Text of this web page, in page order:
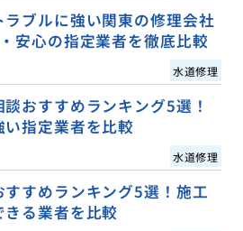
ブルに強い関東の修理会社
安心の指定業者を徹底比較
水道修理
おすすめランキング5選！
指定業者を比較
水道修理
すめランキング5選！施工
る業者を比較